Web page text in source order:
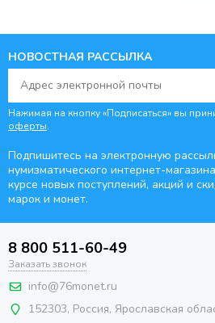
НОВОСТНАЯ РАССЫЛКА
Нажимая на кнопку «Подписаться» вы
оферты.
Подпишитесь на электронную
нумизматического интернет-магазина
курсе новых поступлений, акций и
марок и монет.
8 800 511-60-49
Заказать звонок
info@76monet.ru
152303, Россия, Ярославская